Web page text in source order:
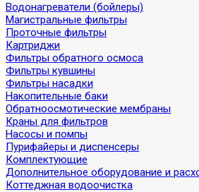
Водонагреватели (бойлеры)
Магистральные фильтры
Проточные фильтры
Картриджи
Фильтры обратного осмоса
Фильтры кувшины
Фильтры насадки
Накопительные баки
Обратноосмотические мембраны
Краны для фильтров
Насосы и помпы
Пурифайеры и диспенсеры
Комплектующие
Дополнительное оборудование и
Коттеджная водоочистка